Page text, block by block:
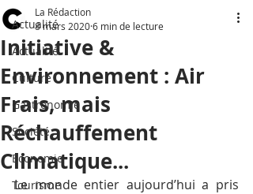
Actualité
Actualité
Culture
Gastronomie
Société
Economie
Tourisme
Initiative &
Environnement : Air
Frais, mais
Réchauffement
Climatique...
La Rédaction
8 mars 20206 min de lecture
Le monde entier aujourd’hui a pris